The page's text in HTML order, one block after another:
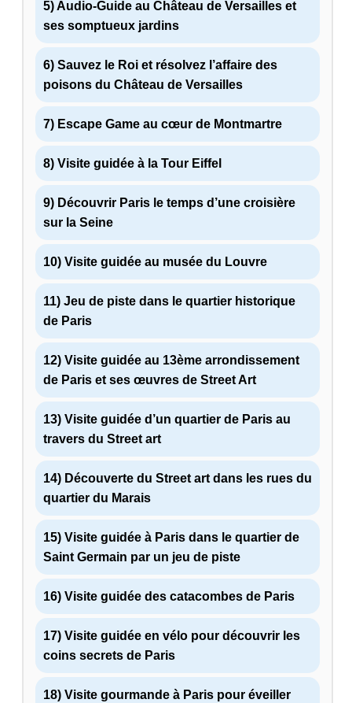
5) Audio-Guide au Château de Versailles et
ses somptueux jardins
6) Sauvez le Roi et résolvez l’affaire des
poisons du Château de Versailles
7) Escape Game au cœur de Montmartre
8) Visite guidée à la Tour Eiffel
9) Découvrir Paris le temps d’une croisière
sur la Seine
10) Visite guidée au musée du Louvre
11) Jeu de piste dans le quartier historique
de Paris
12) Visite guidée au 13ème arrondissement
de Paris et ses œuvres de Street Art
13) Visite guidée d’un quartier de Paris au
travers du Street art
14) Découverte du Street art dans les rues du
quartier du Marais
15) Visite guidée à Paris dans le quartier de
Saint Germain par un jeu de piste
16) Visite guidée des catacombes de Paris
17) Visite guidée en vélo pour découvrir les
coins secrets de Paris
18) Visite gourmande à Paris pour éveiller